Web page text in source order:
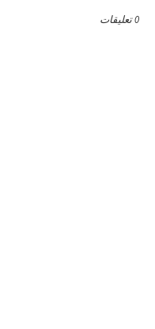
0 تعليقات